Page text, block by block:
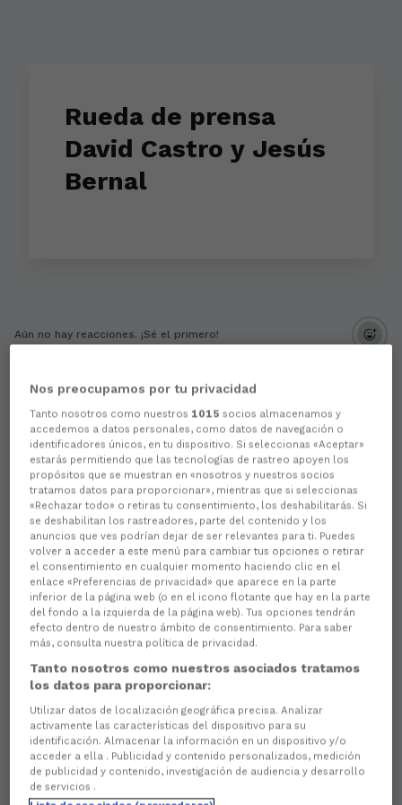
Rueda de prensa
David Castro y Jesús
Bernal
Aún no hay reacciones. ¡Sé el primero!
Nos preocupamos por tu privacidad
Tanto nosotros como nuestros 1015 socios almacenamos y
accedemos a datos personales, como datos de navegación o
identificadores únicos, en tu dispositivo. Si seleccionas «Aceptar»
estarás permitiendo que las tecnologías de rastreo apoyen los
propósitos que se muestran en «nosotros y nuestros socios
tratamos datos para proporcionar», mientras que si seleccionas
«Rechazar todo» o retiras tu consentimiento, los deshabilitarás. Si
se deshabilitan los rastreadores, parte del contenido y los
anuncios que ves podrían dejar de ser relevantes para ti. Puedes
volver a acceder a este menú para cambiar tus opciones o retirar
el consentimiento en cualquier momento haciendo clic en el
enlace «Preferencias de privacidad» que aparece en la parte
inferior de la página web (o en el icono flotante que hay en la parte
del fondo a la izquierda de la página web). Tus opciones tendrán
efecto dentro de nuestro ámbito de consentimiento. Para saber
más, consulta nuestra política de privacidad.
Tanto nosotros como nuestros asociados tratamos
los datos para proporcionar:
Utilizar datos de localización geográfica precisa. Analizar
activamente las características del dispositivo para su
identificación. Almacenar la información en un dispositivo y/o
acceder a ella . Publicidad y contenido personalizados, medición
de publicidad y contenido, investigación de audiencia y desarrollo
de servicios .